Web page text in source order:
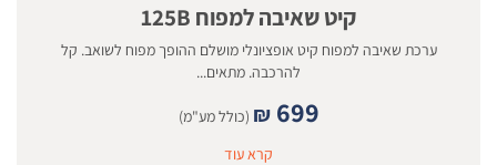
קיט שאיבה למפוח 125B
ערכת שאיבה למפוח קיט אופציונלי מושלם ההופך מפוח לשואב. קל
להרכבה. מתאים...
₪ 699
(כולל מע"מ)
קרא עוד